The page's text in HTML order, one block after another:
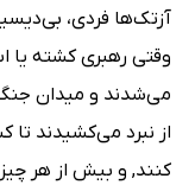
آزتک‌ها فردی،
وقتی رهبری کشته
می‌شدند و میدان
از نبرد می‌کشیدند تا
کنند, و بیش از هر